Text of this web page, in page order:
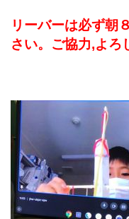
リーバーは必ず朝
さい。ご協力,よろ